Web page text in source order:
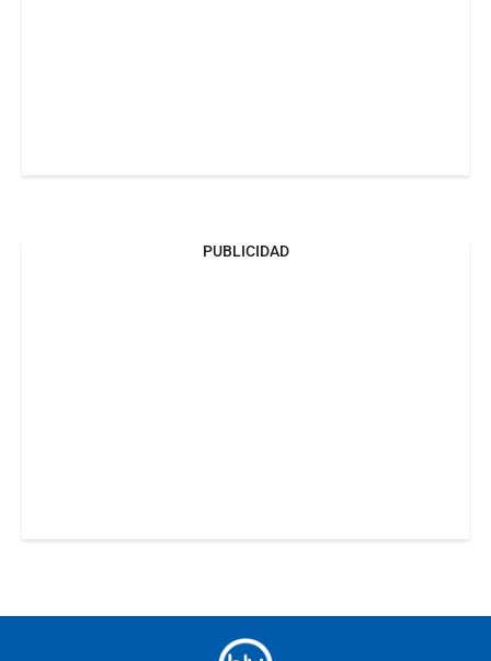
PUBLICIDAD